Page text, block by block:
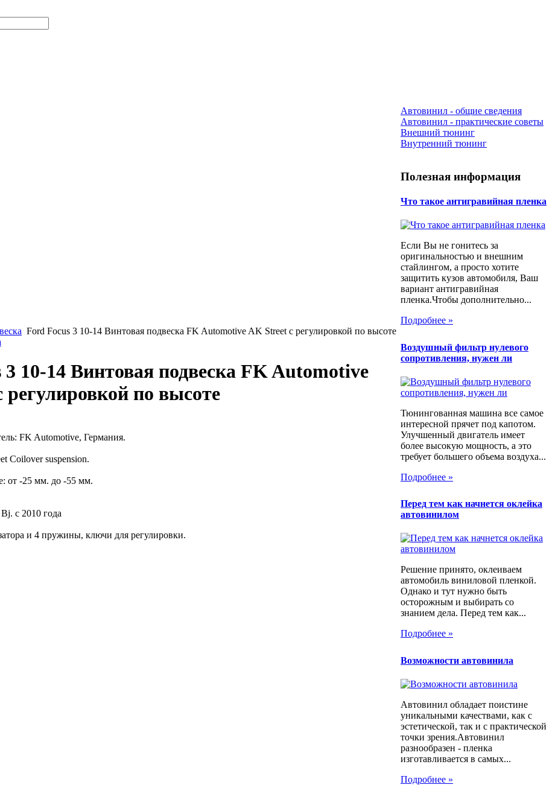
Ford Focus 3 10-14 Винтовая подвеска FK Automotive AK Street c регулировкой по высоте
10-14 Винтовая подвеска FK Automotive
по высоте
FK Automotive, Германия.
Coilover suspension.
от -25 мм. до -55 мм.
с 2010 года
и 4 пружины, ключи для регулировки.
Автовинил - общие сведения
Автовинил - практические советы
Внешний тюнинг
Внутренний тюнинг
Полезная информация
Что такое антигравийная пленка
Если Вы не гонитесь за
оригинальностью и внешним
стайлингом, а просто хотите
защитить кузов автомобиля, Ваш
вариант антигравийная
пленка.Чтобы дополнительно...
Подробнее »
Воздушный фильтр нулевого
сопротивления, нужен ли
Тюнингованная машина все самое
интересной прячет под капотом.
Улучшенный двигатель имеет
более высокую мощность, а это
требует большего объема воздуха...
Подробнее »
Перед тем как начнется оклейка
автовинилом
Решение принято, оклеиваем
автомобиль виниловой пленкой.
Однако и тут нужно быть
осторожным и выбирать со
знанием дела. Перед тем как...
Подробнее »
Возможности автовинила
Автовинил обладает поистине
уникальными качествами, как с
эстетической, так и с практической
точки зрения.Автовинил
разнообразен - пленка
изготавливается в самых...
Подробнее »